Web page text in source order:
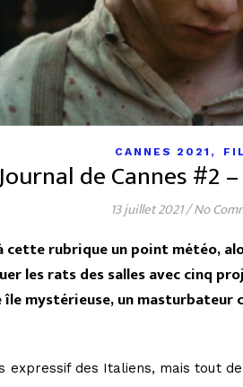
CANNES 2021 ,
de Cannes #2
13 juillet 2021/No
cette rubrique un point météo,
les rats des salles avec cinq
île mystérieuse, un
expressif des Italiens, mais tout